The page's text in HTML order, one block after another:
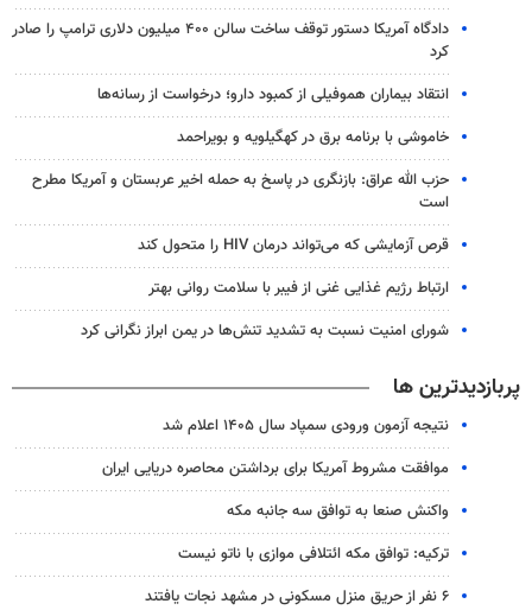
دادگاه آمریکا دستور توقف ساخت سالن ۴۰۰ میلیون دلاری ترامپ را صادر
کرد
انتقاد بیماران هموفیلی از کمبود دارو؛ درخواست از رسانه‌ها
خاموشی با برنامه برق در کهگیلویه و بویراحمد
حزب الله عراق: بازنگری در پاسخ به حمله اخیر عربستان و آمریکا مطرح
است
قرص آزمایشی که می‌تواند درمان HIV را متحول کند
ارتباط رژیم غذایی غنی از فیبر با سلامت روانی بهتر
شورای امنیت نسبت به تشدید تنش‌ها در یمن ابراز نگرانی کرد
پربازدیدترین ها
نتیجه آزمون ورودی سمپاد سال ۱۴۰۵ اعلام شد
موافقت مشروط آمریکا برای برداشتن محاصره دریایی ایران
واکنش صنعا به توافق سه جانبه مکه
ترکیه: توافق مکه ائتلافی موازی با ناتو نیست
۶ نفر از حریق منزل مسکونی در مشهد نجات یافتند